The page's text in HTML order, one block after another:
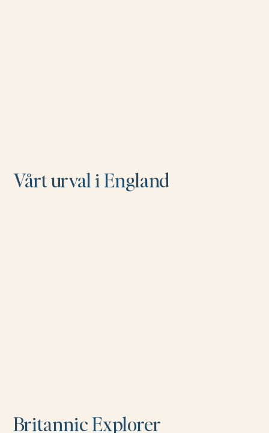
Vårt urval i England
Britannic Explorer